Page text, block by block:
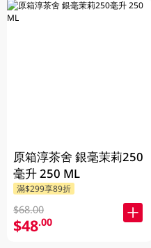
原箱淳茶舍 銀毫茉莉250
毫升 250 ML
滿$299享89折
$68.00
$48.00